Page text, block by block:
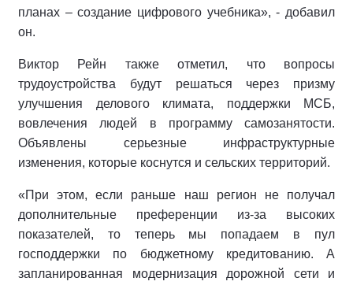
планах – создание цифрового учебника», - добавил
он.
Виктор Рейн также отметил, что вопросы
трудоустройства будут решаться через призму
улучшения делового климата, поддержки МСБ,
вовлечения людей в программу самозанятости.
Объявлены серьезные инфраструктурные
изменения, которые коснутся и сельских территорий.
«При этом, если раньше наш регион не получал
дополнительные преференции из-за высоких
показателей, то теперь мы попадаем в пул
господдержки по бюджетному кредитованию. А
запланированная модернизация дорожной сети и